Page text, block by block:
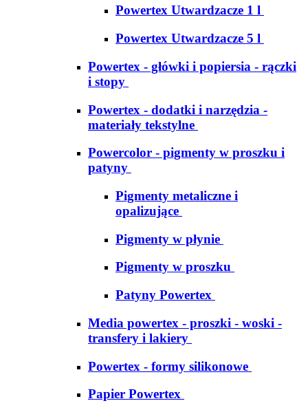
Powertex Utwardzacze 1 l
Powertex Utwardzacze 5 l
Powertex - główki i popiersia - rączki
i stopy
Powertex - dodatki i narzędzia -
materiały tekstylne
Powercolor - pigmenty w proszku i
patyny
Pigmenty metaliczne i
opalizujące
Pigmenty w płynie
Pigmenty w proszku
Patyny Powertex
Media powertex - proszki - woski -
transfery i lakiery
Powertex - formy silikonowe
Papier Powertex